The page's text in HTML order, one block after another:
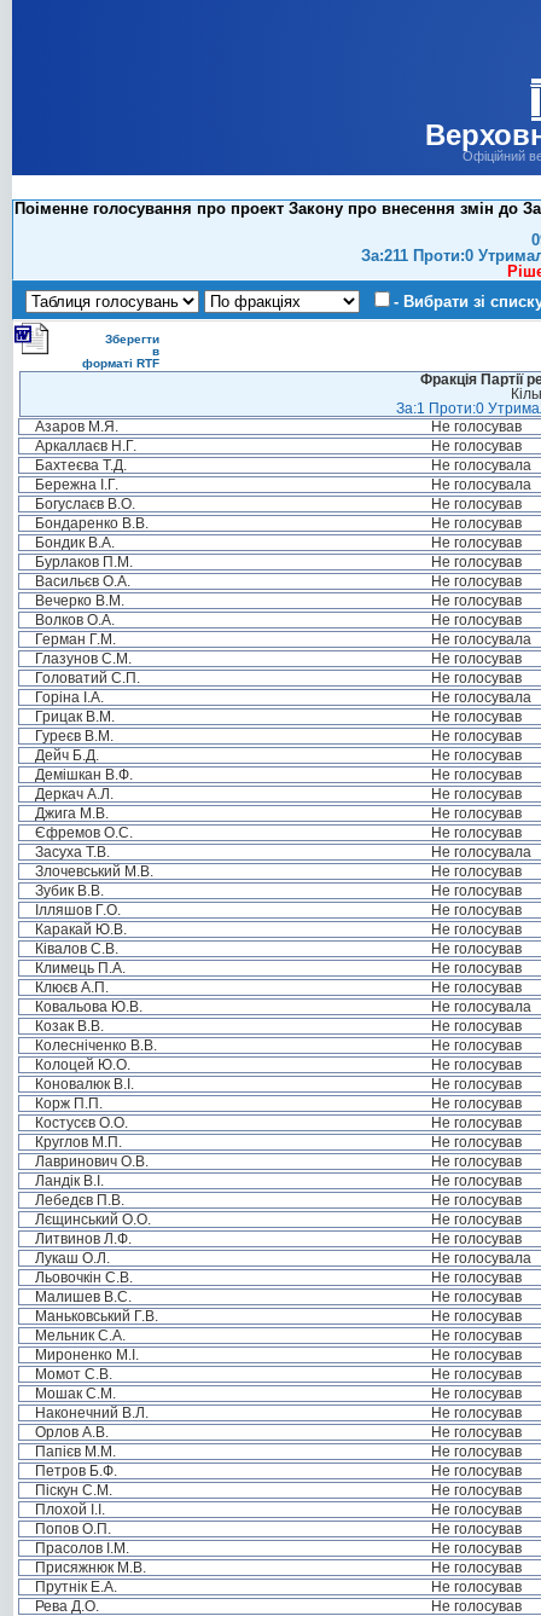
Офіційний
Поіменне голосування про проект Закону про внесення змін до
За:211 Проти:0
- Вибрати зі
Зберегти
в
форматі RTF
Фракція Партії
За:1 Проти:0
Азаров М.Я.
Не голосував
Аркаллаєв Н.Г.
Не голосував
Бахтеєва Т.Д.
Не голосувала
Бережна І.Г.
Не голосувала
Богуслаєв В.О.
Не голосував
Бондаренко В.В.
Не голосував
Бондик В.А.
Не голосував
Бурлаков П.М.
Не голосував
Васильєв О.А.
Не голосував
Вечерко В.М.
Не голосував
Волков О.А.
Не голосував
Герман Г.М.
Не голосувала
Глазунов С.М.
Не голосував
Головатий С.П.
Не голосував
Горіна І.А.
Не голосувала
Грицак В.М.
Не голосував
Гуреєв В.М.
Не голосував
Дейч Б.Д.
Не голосував
Демішкан В.Ф.
Не голосував
Деркач А.Л.
Не голосував
Джига М.В.
Не голосував
Єфремов О.С.
Не голосував
Засуха Т.В.
Не голосувала
Злочевський М.В.
Не голосував
Зубик В.В.
Не голосував
Ілляшов Г.О.
Не голосував
Каракай Ю.В.
Не голосував
Ківалов С.В.
Не голосував
Климець П.А.
Не голосував
Клюєв А.П.
Не голосував
Ковальова Ю.В.
Не голосувала
Козак В.В.
Не голосував
Колесніченко В.В.
Не голосував
Колоцей Ю.О.
Не голосував
Коновалюк В.І.
Не голосував
Корж П.П.
Не голосував
Костусєв О.О.
Не голосував
Круглов М.П.
Не голосував
Лавринович О.В.
Не голосував
Ландік В.І.
Не голосував
Лебедєв П.В.
Не голосував
Лєщинський О.О.
Не голосував
Литвинов Л.Ф.
Не голосував
Лукаш О.Л.
Не голосувала
Льовочкін С.В.
Не голосував
Малишев В.С.
Не голосував
Маньковський Г.В.
Не голосував
Мельник С.А.
Не голосував
Мироненко М.І.
Не голосував
Момот С.В.
Не голосував
Мошак С.М.
Не голосував
Наконечний В.Л.
Не голосував
Орлов А.В.
Не голосував
Папієв М.М.
Не голосував
Петров Б.Ф.
Не голосував
Піскун С.М.
Не голосував
Плохой І.І.
Не голосував
Попов О.П.
Не голосував
Прасолов І.М.
Не голосував
Присяжнюк М.В.
Не голосував
Прутнік Е.А.
Не голосував
Рева Д.О.
Не голосував